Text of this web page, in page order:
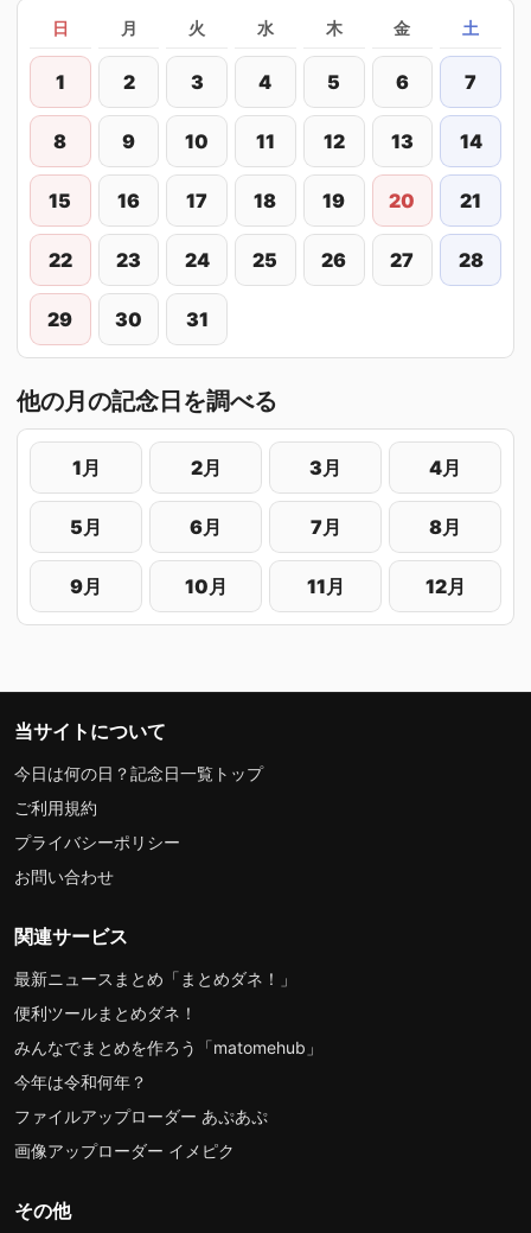
日 月 火 水 木 金 土
1 2 3 4 5 6 7
8 9 10 11 12 13 14
15 16 17 18 19 20 21
22 23 24 25 26 27 28
29 30 31
他の月の記念日を調べる
1月 2月 3月 4月
5月 6月 7月 8月
9月 10月 11月 12月
当サイトについて
今日は何の日？記念日一覧トップ
ご利用規約
プライバシーポリシー
お問い合わせ
関連サービス
最新ニュースまとめ「まとめダネ！」
便利ツールまとめダネ！
みんなでまとめを作ろう「matomehub」
今年は令和何年？
ファイルアップローダー あぷあぷ
画像アップローダー イメピク
その他